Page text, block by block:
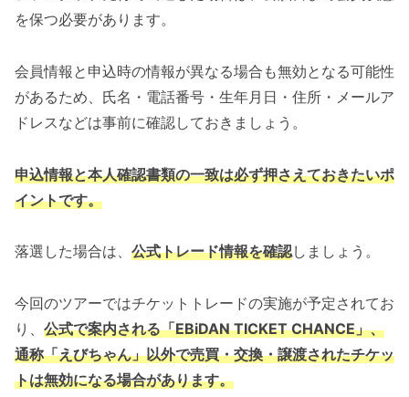
を保つ必要があります。
会員情報と申込時の情報が異なる場合も無効となる可能性
があるため、氏名・電話番号・生年月日・住所・メールア
ドレスなどは事前に確認しておきましょう。
申込情報と本人確認書類の一致は必ず押さえておきたいポ
イントです。
落選した場合は、 公式トレード情報を確認しましょう。
今回のツアーではチケットトレードの実施が予定されてお
り、 公式で案内される「EBiDAN TICKET CHANCE」、
通称「えびちゃん」以外で売買・交換・譲渡されたチケッ
トは無効になる場合があります。